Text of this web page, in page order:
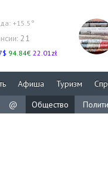
+15.5°
21
94.84€ 22.01zł
Афиша Туризм
@ Общество